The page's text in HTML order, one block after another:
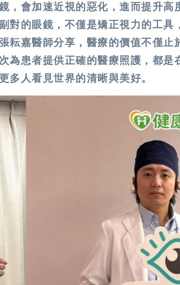
，會加速近視的惡化，進而提升高
對的眼鏡，不僅是矯正視力的工具
耘嘉醫師分享，醫療的價值不僅止
為患者提供正確的醫療照護，都是
多人看見世界的清晰與美好。